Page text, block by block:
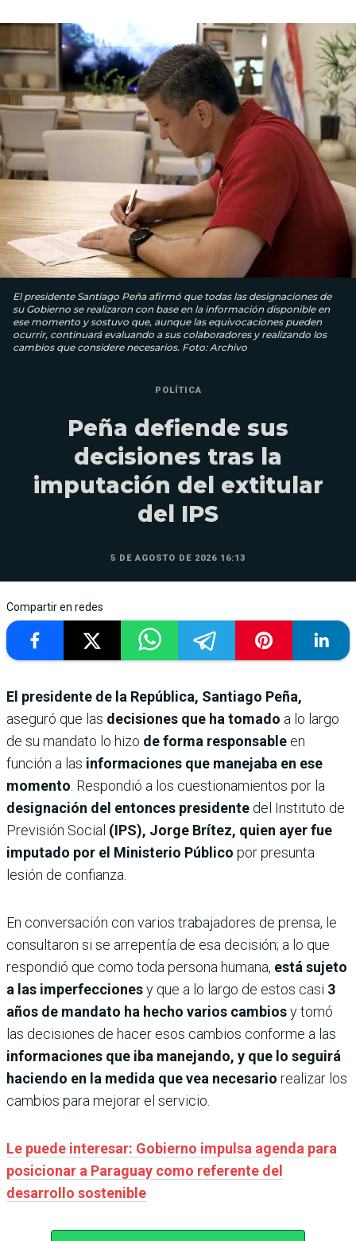
El presidente Santiago Peña afirmó que todas las designaciones de
su Gobierno se realizaron con base en la información disponible en
ese momento y sostuvo que, aunque las equivocaciones pueden
ocurrir, continuará evaluando a sus colaboradores y realizando los
cambios que considere necesarios. Foto: Archivo
POLÍTICA
Peña defiende sus
decisiones tras la
imputación del extitular
del IPS
5 DE AGOSTO DE 2026 16:13
Compartir en redes
El presidente de la República, Santiago Peña,
aseguró que las decisiones que ha tomado a lo largo
de su mandato lo hizo de forma responsable en
función a las informaciones que manejaba en ese
momento . Respondió a los cuestionamientos por la
designación del entonces presidente del Instituto de
Previsión Social (IPS), Jorge Brítez, quien ayer fue
imputado por el Ministerio Público por presunta
lesión de confianza.
En conversación con varios trabajadores de prensa, le
consultaron si se arrepentía de esa decisión; a lo que
respondió que como toda persona humana, está sujeto
a las imperfeccionesy que a lo largo de estos casi 3
años de mandato ha hecho varios cambiosy tomó
las decisiones de hacer esos cambios conforme a las
informaciones que iba manejando, y que lo seguirá
haciendo en la medida que vea necesario realizar los
cambios para mejorar el servicio.
Le puede interesar: Gobierno impulsa agenda para
posicionar a Paraguay como referente del
desarrollo sostenible